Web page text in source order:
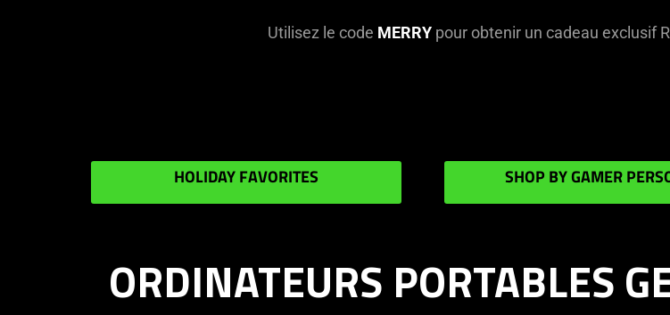
Utilisez le code MERRY pour obtenir un cadeau exclusif
HOLIDAY FAVORITES SHOP BY GAMER
ORDINATEURS PORTABLES